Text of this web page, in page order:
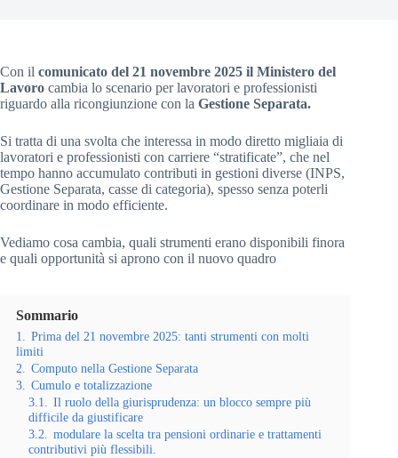
Con il comunicato del 21 novembre 2025 il Ministero del
Lavoro cambia lo scenario per lavoratori e professionisti
riguardo alla ricongiunzione con la Gestione Separata.
Si tratta di una svolta che interessa in modo diretto migliaia di
lavoratori e professionisti con carriere “stratificate”, che nel
tempo hanno accumulato contributi in gestioni diverse (INPS,
Gestione Separata, casse di categoria), spesso senza poterli
coordinare in modo efficiente.
Vediamo cosa cambia, quali strumenti erano disponibili finora
e quali opportunità si aprono con il nuovo quadro
Sommario
1.
Prima del 21 novembre 2025: tanti strumenti con molti
limiti
2.
Computo nella Gestione Separata
3.
Cumulo e totalizzazione
3.1.
Il ruolo della giurisprudenza: un blocco sempre più
difficile da giustificare
3.2.
modulare la scelta tra pensioni ordinarie e trattamenti
contributivi più flessibili.